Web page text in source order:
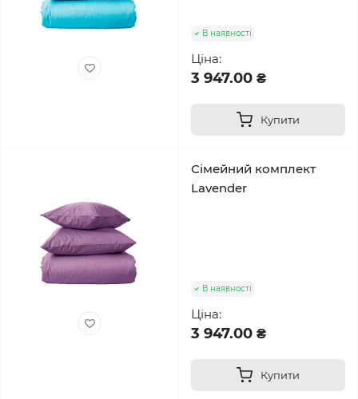
В наявності
Ціна:
3 947.00 ₴
Купити
Сімейний комплект
Lavender
В наявності
Ціна:
3 947.00 ₴
Купити